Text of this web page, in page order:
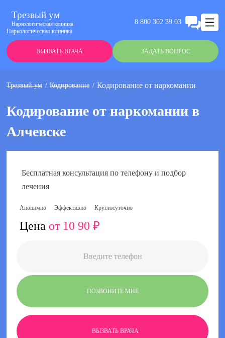
Трезвый ум
Наркологическая клиника
Наркологическая клиника
8 800 302 39 03
ВЫЗВАТЬ ВРАЧА ЗАДАТЬ ВОПРОС
Трезвый ум Кодирование Кодирование от наркомании
Кодирование от наркомании в
Алчевске
Бесплатная консультация по телефону и подбор
лечения
Анонимно Эффективно Круглосуточно
Цена от 10 90 ₽
ПОЗВОНИТЕ МНЕ
ВЫЗВАТЬ ВРАЧА